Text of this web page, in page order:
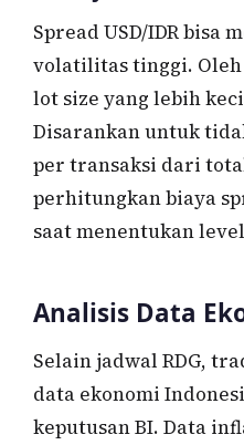
Spread USD/IDR bisa
volatilitas tinggi.
lot size yang lebih
Disarankan untuk
per transaksi dari
perhitungkan biaya
saat menentukan
Analisis Data
Selain jadwal RDG,
data ekonomi
keputusan BI. Data